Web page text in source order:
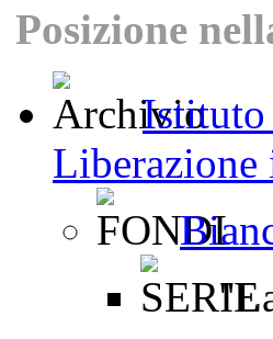
Posizione
Istituto